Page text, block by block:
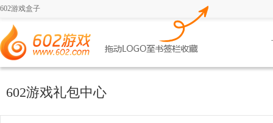
602游戏盒子
602游戏礼包中心